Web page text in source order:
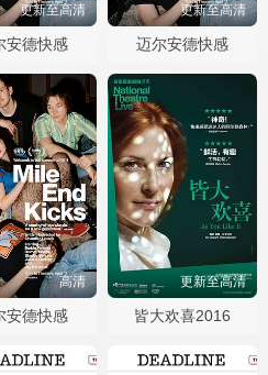
更新至高清
安德快感
更新至高清
迈尔安德快感
高清
安德快感
更新至高清
皆大欢喜2016